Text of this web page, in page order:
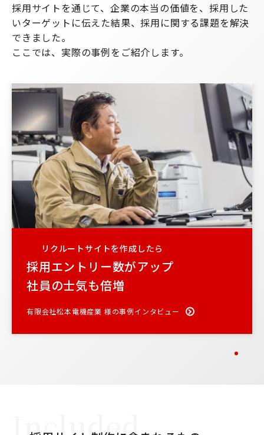
採用サイトを通じて、企業の本当の価値を、採用した
いターゲットに伝えた結果、採用に関する課題を解決
できました。
ここでは、実際の事例をご紹介します。
リクルートサイトを作成したら
採用エントリー数がアップ
社員の士気も倍増
有限会社松本電機産業 様の事例インタビュー
Included